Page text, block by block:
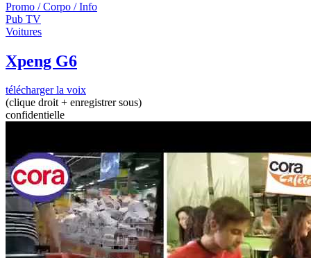
Promo / Corpo / Info
Pub TV
Voitures
Xpeng G6
télécharger la voix
(clique droit + enregistrer sous)
confidentielle